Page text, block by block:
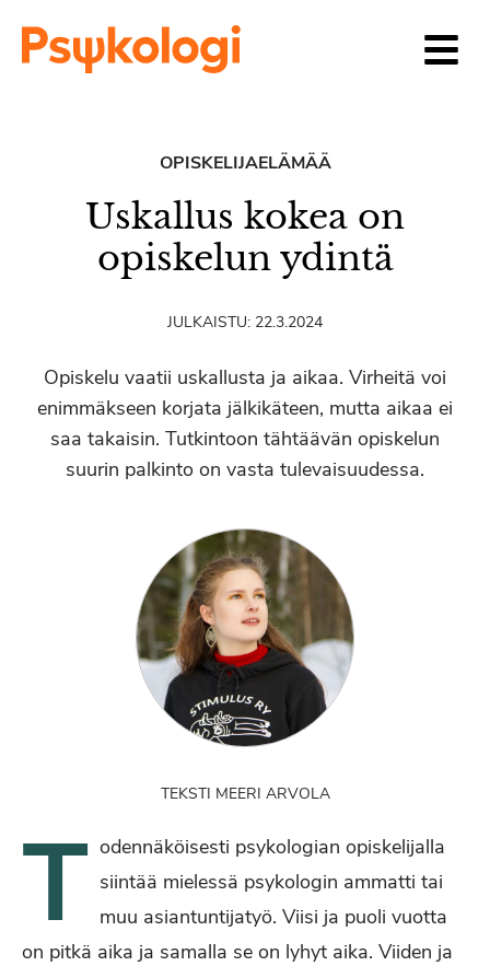
OPISKELIJAELÄMÄÄ
Uskallus kokea on
opiskelun ydintä
JULKAISTU: 22.3.2024
Opiskelu vaatii uskallusta ja aikaa. Virheitä voi
enimmäkseen korjata jälkikäteen, mutta aikaa ei
saa takaisin. Tutkintoon tähtäävän opiskelun
suurin palkinto on vasta tulevaisuudessa.
TEKSTI MEERI ARVOLA
T odennäköisesti psykologian opiskelijalla
siintää mielessä psykologin ammatti tai
muu asiantuntijatyö. Viisi ja puoli vuotta
on pitkä aika ja samalla se on lyhyt aika. Viiden ja